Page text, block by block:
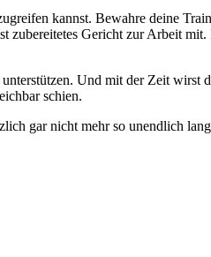
kannst. Bewahre deine
Gericht zur Arbeit
Und mit der Zeit
schien.
gar nicht mehr so unendlich